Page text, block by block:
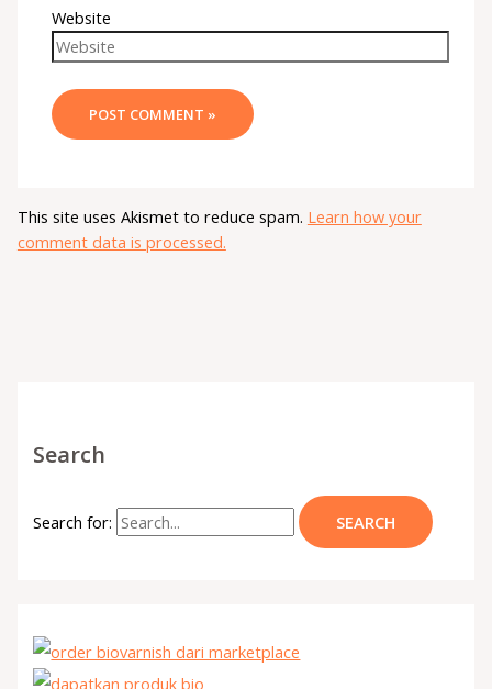
Website
This site uses Akismet to reduce spam. Learn how your
comment data is processed.
Search
Search for: